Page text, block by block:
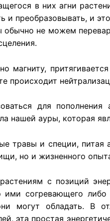
в них агни
и преобразовывать, и
не можем
магниту,
происходит
для
нашей ауры, которая
травы и специи, питая
но и жизненного
с позиций
ими согревающего
могут обладать. В
эта простая